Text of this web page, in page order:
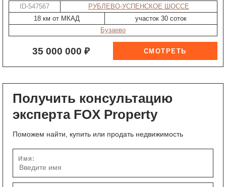
ID-547567
РУБЛЕВО-УСПЕНСКОЕ ШОССЕ
18 км от МКАД
участок 30 соток
Бузаево
35 000 000 ₽
Получить консультацию
эксперта FOX Property
Поможем найти, купить или продать недвижимость
Имя: